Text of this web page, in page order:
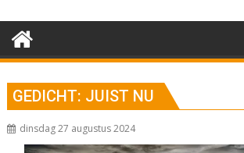
GEDICHT: JUIST NU
dinsdag 27 augustus 2024